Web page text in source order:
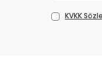
KVKK